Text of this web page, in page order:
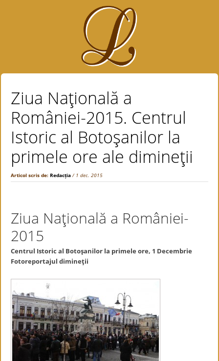
Ziua Naţională a
României-2015. Centrul
Istoric al Botoşanilor la
primele ore ale dimineţii
Articol scris de:Redacția / 1 dec. 2015
Ziua Naţională a României-
2015
Centrul Istoric al Botoşanilor la primele ore, 1 Decembrie
Fotoreportajul dimineţii